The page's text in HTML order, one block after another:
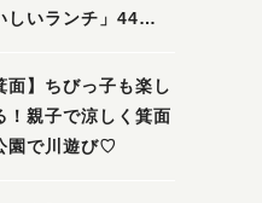
しいランチ」44
穴場まで！〜
面】ちびっ子も楽し
！親子で涼しく箕面
園で川遊び♡